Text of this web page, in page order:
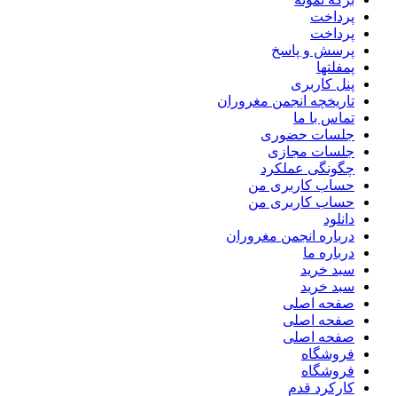
پرداخت
پرداخت
پرسش و پاسخ
پمفلتها
پنل کاربری
تاریخچه انجمن مغروران
تماس با ما
جلسات حضوری
جلسات مجازی
چگونگی عملکرد
حساب کاربری من
حساب کاربری من
دانلود
درباره انجمن مغروران
درباره ما
سبد خرید
سبد خرید
صفحه اصلی
صفحه اصلی
صفحه اصلی
فروشگاه
فروشگاه
کارکرد قدم